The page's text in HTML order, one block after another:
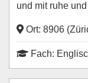
und mit ruhe
Ort: 8906
Fach: